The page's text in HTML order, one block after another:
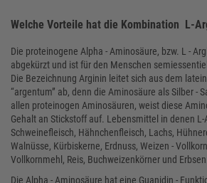
Welche Vorteile hat die Kombination L-
Die proteinogene Alpha - Aminosäure, bzw. L -
abgekürzt und ist für den Menschen
Die Bezeichnung Arginin leitet sich aus dem
“argentum” ab, denn die Aminosäure als Silber -
allen proteinogen Aminosäuren, weist diese
Gehalt an Stickstoff auf. Lebensmittel in denen
Schweinefleisch, Hähnchenfleisch, Lachs,
Walnüsse, Kürbiskerne, Erdnuss, Weizen -
Vollkornmehl, Reis, Buchweizenkörner und
Die Alpha - Aminosäure hat eine Guanidin -